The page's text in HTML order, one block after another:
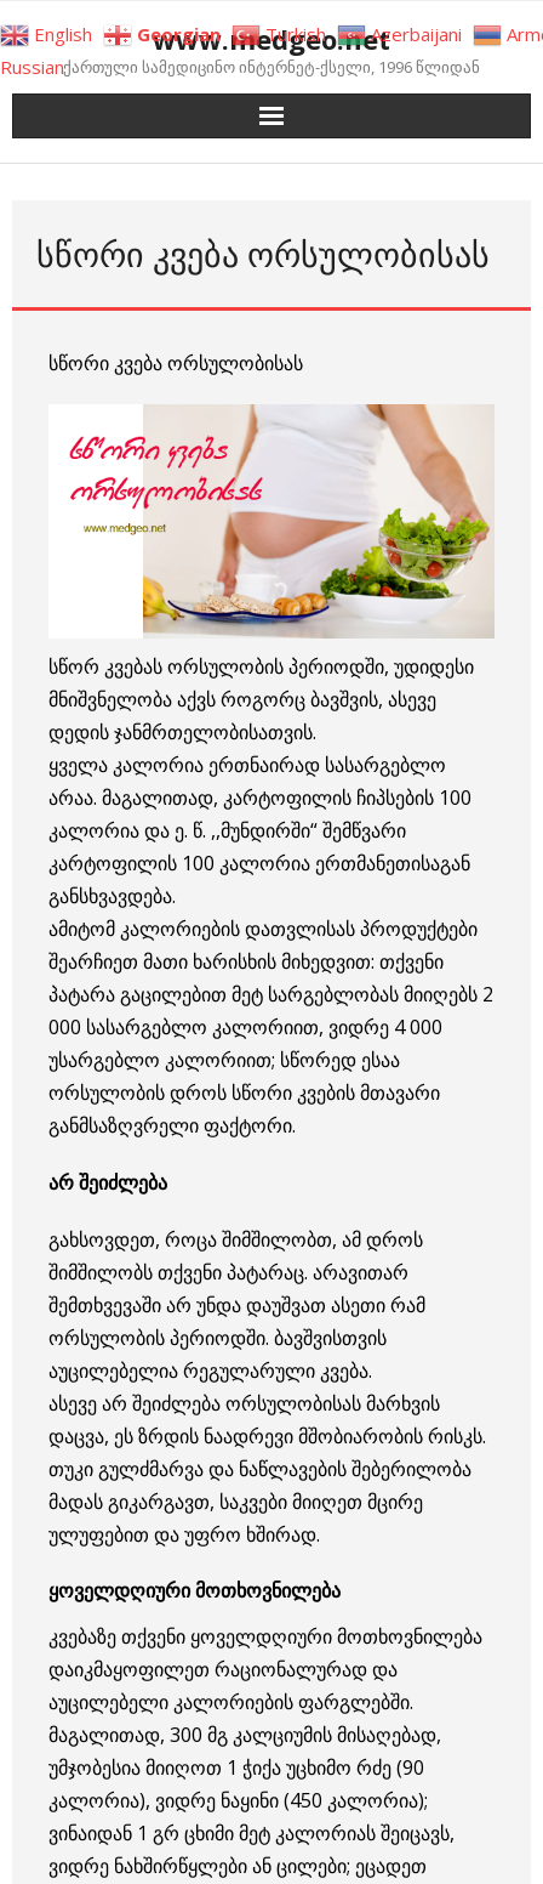
to
content
www.medgeo.net
ქართული სამედიცინო ინტერნეტ-ქსელი, 1996 წლიდან
ᲡᲬᲝᲠᲘ ᲙᲕᲔᲑᲐ ᲝᲠᲡᲣᲚᲝᲑᲘᲡᲐᲡ
სწორი კვება ორსულობისას
სწორ კვებას ორსულობის პერიოდში, უდიდესი
მნიშვნელობა აქვს როგორც ბავშვის, ასევე
დედის ჯანმრთელობისათვის.
ყველა კალორია ერთნაირად სასარგებლო
არაა. მაგალითად, კარტოფილის ჩიპსების 100
კალორია და ე. წ. ,,მუნდირში“ შემწვარი
კარტოფილის 100 კალორია ერთმანეთისაგან
განსხვავდება.
ამიტომ კალორიების დათვლისას პროდუქტები
შეარჩიეთ მათი ხარისხის მიხედვით: თქვენი
პატარა გაცილებით მეტ სარგებლობას მიიღებს 2
000 სასარგებლო კალორიით, ვიდრე 4 000
უსარგებლო კალორიით; სწორედ ესაა
ორსულობის დროს სწორი კვების მთავარი
განმსაზღვრელი ფაქტორი.
არ შეიძლება
გახსოვდეთ, როცა შიმშილობთ, ამ დროს
შიმშილობს თქვენი პატარაც. არავითარ
შემთხვევაში არ უნდა დაუშვათ ასეთი რამ
ორსულობის პერიოდში. ბავშვისთვის
აუცილებელია რეგულარული კვება.
ასევე არ შეიძლება ორსულობისას მარხვის
დაცვა, ეს ზრდის ნაადრევი მშობიარობის რისკს.
თუკი გულძმარვა და ნაწლავების შებერილობა
მადას გიკარგავთ, საკვები მიიღეთ მცირე
ულუფებით და უფრო ხშირად.
ყოველდღიური მოთხოვნილება
კვებაზე თქვენი ყოველდღიური მოთხოვნილება
დაიკმაყოფილეთ რაციონალურად და
აუცილებელი კალორიების ფარგლებში.
მაგალითად, 300 მგ კალციუმის მისაღებად,
უმჯობესია მიიღოთ 1 ჭიქა უცხიმო რძე (90
კალორია), ვიდრე ნაყინი (450 კალორია);
ვინაიდან 1 გრ ცხიმი მეტ კალორიას შეიცავს,
ვიდრე ნახშირწყლები ან ცილები; ეცადეთ
English Georgian Turkish Azerbaijani
Russian